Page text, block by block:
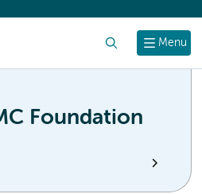
Menu
Foundation